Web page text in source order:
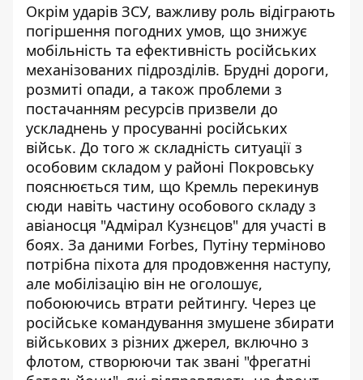
Окрім ударів ЗСУ, важливу роль відіграють
погіршення погодних умов, що знижує
мобільність та ефективність російських
механізованих підрозділів. Брудні дороги,
розмиті опади, а також проблеми з
постачанням ресурсів призвели до
ускладнень у просуванні російських
військ. До того ж складність ситуації з
особовим складом у районі Покровську
пояснюється тим, що Кремль перекинув
сюди навіть частину особового складу з
авіаносця "Адмірал Кузнєцов" для участі в
боях. За даними Forbes, Путіну терміново
потрібна піхота для продовження наступу,
але мобілізацію він не оголошує,
побоюючись втрати рейтингу. Через це
російське командування змушене збирати
військових з різних джерел, включно з
флотом, створюючи так звані "фрегатні